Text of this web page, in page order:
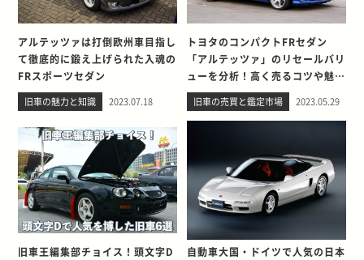
アルテッツァは打倒欧州車目指し
て徹底的に鍛え上げられた入魂の
FRスポーツセダン
旧車の魅力と知識 2023.07.18
トヨタのコンパクトFRセダン
「アルテッツァ」のリセールバリ
ューを分析！高く売るコツや魅力
を紹介
旧車の売買と鑑定市場 2023.05.29
旧車王編集部チョイス！頭文字D
自動車大国・ドイツで人気の日本